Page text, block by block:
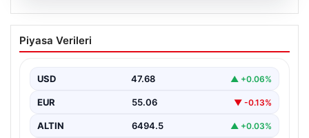
05.08.2026
‘Yeraltı’ dizisinde şok olay! Babası suç
duyurusunda bulundu: ‘Kızımla reşit
Piyasa Verileri
USD 47.68 ▲ +0.06%
EUR 55.06 ▼ -0.13%
ALTIN 6494.5 ▲ +0.03%